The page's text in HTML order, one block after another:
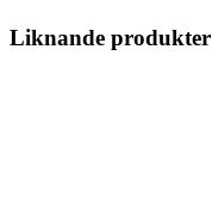
Liknande produkter